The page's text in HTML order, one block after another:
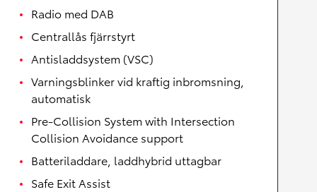
Radio med DAB
Centrallås fjärrstyrt
Antisladdsystem (VSC)
Varningsblinker vid kraftig inbromsning,
automatisk
Pre-Collision System with Intersection
Collision Avoidance support
Batteriladdare, laddhybrid uttagbar
Safe Exit Assist